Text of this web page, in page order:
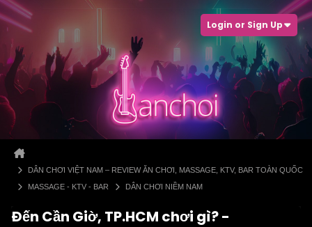
Login or Sign Up
DÂN CHƠI VIỆT NAM – REVIEW ĂN CHƠI, MASSAGE, KTV, BAR TOÀN QUỐC
MASSAGE - KTV - BAR
DÂN CHƠI NIỀM NAM
Đến Cần Giờ, TP.HCM chơi gì? -